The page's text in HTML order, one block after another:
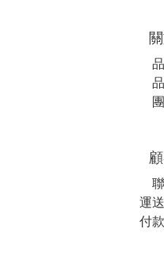
運
付